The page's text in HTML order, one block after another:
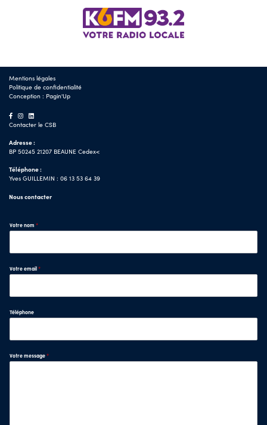
Mentions légales
Politique de confidentialité
Conception : Pagin'Up
Contacter le CSB
Adresse :
BP 50245 21207 BEAUNE Cedex<
Téléphone :
Yves GUILLEMIN : 06 13 53 64 39
Nous contacter
Votre nom *
Votre email*
Téléphone
Votre message*